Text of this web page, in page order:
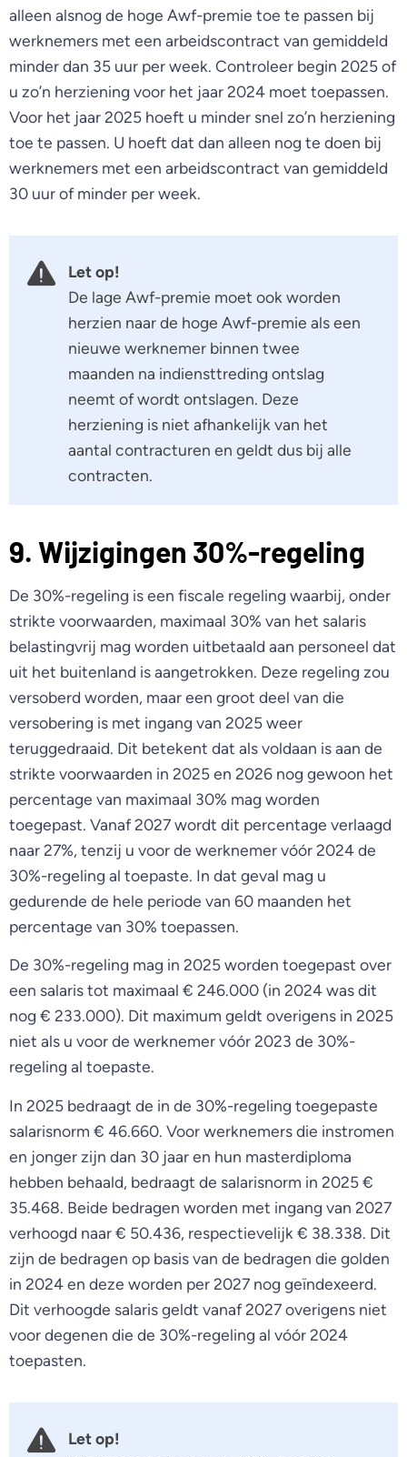
alleen alsnog de hoge Awf-premie toe te passen bij
werknemers met een arbeidscontract van gemiddeld
minder dan 35 uur per week. Controleer begin 2025 of
u zo’n herziening voor het jaar 2024 moet toepassen.
Voor het jaar 2025 hoeft u minder snel zo’n herziening
toe te passen. U hoeft dat dan alleen nog te doen bij
werknemers met een arbeidscontract van gemiddeld
30 uur of minder per week.
Let op!
De lage Awf-premie moet ook worden
herzien naar de hoge Awf-premie als een
nieuwe werknemer binnen twee
maanden na indiensttreding ontslag
neemt of wordt ontslagen. Deze
herziening is niet afhankelijk van het
aantal contracturen en geldt dus bij alle
contracten.
9. Wijzigingen 30%-regeling
De 30%-regeling is een fiscale regeling waarbij, onder
strikte voorwaarden, maximaal 30% van het salaris
belastingvrij mag worden uitbetaald aan personeel dat
uit het buitenland is aangetrokken. Deze regeling zou
versoberd worden, maar een groot deel van die
versobering is met ingang van 2025 weer
teruggedraaid. Dit betekent dat als voldaan is aan de
strikte voorwaarden in 2025 en 2026 nog gewoon het
percentage van maximaal 30% mag worden
toegepast. Vanaf 2027 wordt dit percentage verlaagd
naar 27%, tenzij u voor de werknemer vóór 2024 de
30%-regeling al toepaste. In dat geval mag u
gedurende de hele periode van 60 maanden het
percentage van 30% toepassen.
De 30%-regeling mag in 2025 worden toegepast over
een salaris tot maximaal € 246.000 (in 2024 was dit
nog € 233.000). Dit maximum geldt overigens in 2025
niet als u voor de werknemer vóór 2023 de 30%-
regeling al toepaste.
In 2025 bedraagt de in de 30%-regeling toegepaste
salarisnorm € 46.660. Voor werknemers die instromen
en jonger zijn dan 30 jaar en hun masterdiploma
hebben behaald, bedraagt de salarisnorm in 2025 €
35.468. Beide bedragen worden met ingang van 2027
verhoogd naar € 50.436, respectievelijk € 38.338. Dit
zijn de bedragen op basis van de bedragen die golden
in 2024 en deze worden per 2027 nog geïndexeerd.
Dit verhoogde salaris geldt vanaf 2027 overigens niet
voor degenen die de 30%-regeling al vóór 2024
toepasten.
Let op!